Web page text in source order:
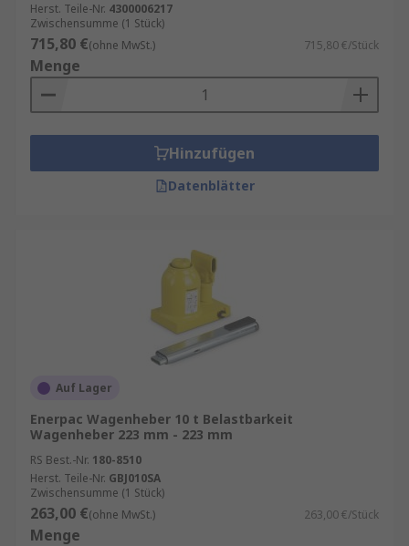
Herst. Teile-Nr. 4300006217
Zwischensumme (1 Stück)
715,80 €(ohne MwSt.) 715,80 €/Stück
Menge
Hinzufügen
Datenblätter
Auf Lager
Enerpac Wagenheber 10 t Belastbarkeit
Wagenheber 223 mm - 223 mm
RS Best.-Nr. 180-8510
Herst. Teile-Nr. GBJ010SA
Zwischensumme (1 Stück)
263,00 €(ohne MwSt.) 263,00 €/Stück
Menge